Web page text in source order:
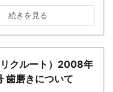
続きを見る
リクルート）2008年
歯磨きについて